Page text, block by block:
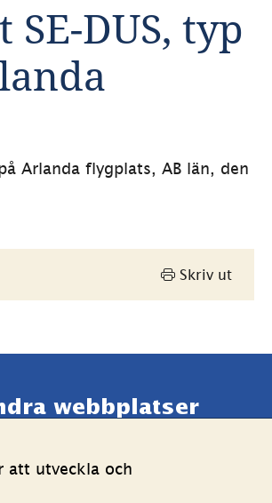
att utveckla och
DUS, typ
Arlanda flygplats, AB län, den
Skriv ut
webbplatser